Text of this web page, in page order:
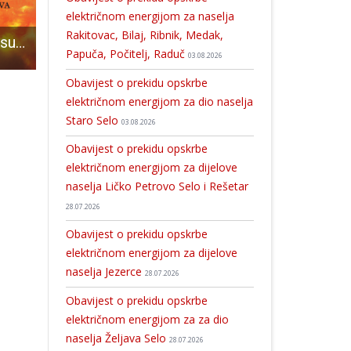
DVD Pazarišta u subotu 6.svibnja slavi 20 godina postojanja 24-godišnji hrvatski državljanin kod Zira po A1 jurio čak 255 km/h
električnom energijom za naselja
Rakitovac, Bilaj, Ribnik, Medak,
Papuča, Počitelj, Raduč 03.08.2026
Obavijest o prekidu opskrbe
električnom energijom za dio naselja
Staro Selo 03.08.2026
Obavijest o prekidu opskrbe
električnom energijom za dijelove
naselja Ličko Petrovo Selo i Rešetar
28.07.2026
Obavijest o prekidu opskrbe
električnom energijom za dijelove
naselja Jezerce 28.07.2026
Obavijest o prekidu opskrbe
električnom energijom za za dio
naselja Željava Selo 28.07.2026